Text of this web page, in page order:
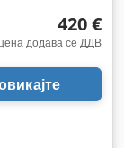
420 €
додава се ДДВ